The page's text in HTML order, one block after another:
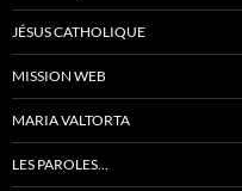
JÉSUS CATHOLIQUE
MISSION WEB
MARIA VALTORTA
LES PAROLES…